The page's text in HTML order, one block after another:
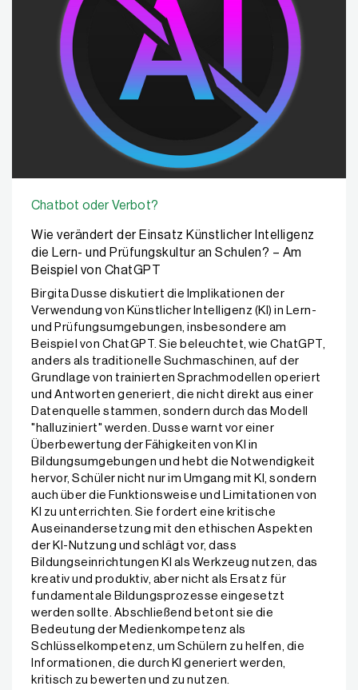
Chatbot oder Verbot?
Wie verändert der Einsatz Künstlicher Intelligenz
die Lern- und Prüfungskultur an Schulen? – Am
Beispiel von ChatGPT
Birgita Dusse diskutiert die Implikationen der
Verwendung von Künstlicher Intelligenz (KI) in Lern-
und Prüfungsumgebungen, insbesondere am
Beispiel von ChatGPT. Sie beleuchtet, wie ChatGPT,
anders als traditionelle Suchmaschinen, auf der
Grundlage von trainierten Sprachmodellen operiert
und Antworten generiert, die nicht direkt aus einer
Datenquelle stammen, sondern durch das Modell
"halluziniert" werden. Dusse warnt vor einer
Überbewertung der Fähigkeiten von KI in
Bildungsumgebungen und hebt die Notwendigkeit
hervor, Schüler nicht nur im Umgang mit KI, sondern
auch über die Funktionsweise und Limitationen von
KI zu unterrichten. Sie fordert eine kritische
Auseinandersetzung mit den ethischen Aspekten
der KI-Nutzung und schlägt vor, dass
Bildungseinrichtungen KI als Werkzeug nutzen, das
kreativ und produktiv, aber nicht als Ersatz für
fundamentale Bildungsprozesse eingesetzt
werden sollte. Abschließend betont sie die
Bedeutung der Medienkompetenz als
Schlüsselkompetenz, um Schülern zu helfen, die
Informationen, die durch KI generiert werden,
kritisch zu bewerten und zu nutzen.